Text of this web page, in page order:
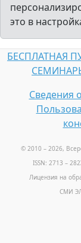
это в
БЕСПЛАТНАЯ
Сведения
© 2010 – 2026,
ISSN: 2713 –
Лицензия на
СМИ